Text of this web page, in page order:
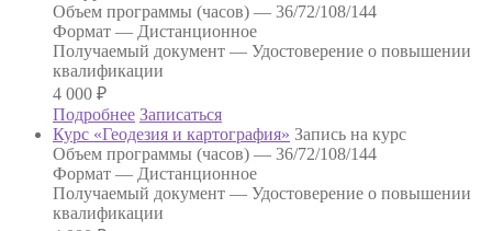
Объем программы (часов) — 36/72/108/144
Формат — Дистанционное
Получаемый документ — Удостоверение о повышении
квалификации
4 000 ₽
Подробнее Записаться
Курс «Геодезия и картография» Запись на курс
Объем программы (часов) — 36/72/108/144
Формат — Дистанционное
Получаемый документ — Удостоверение о повышении
квалификации